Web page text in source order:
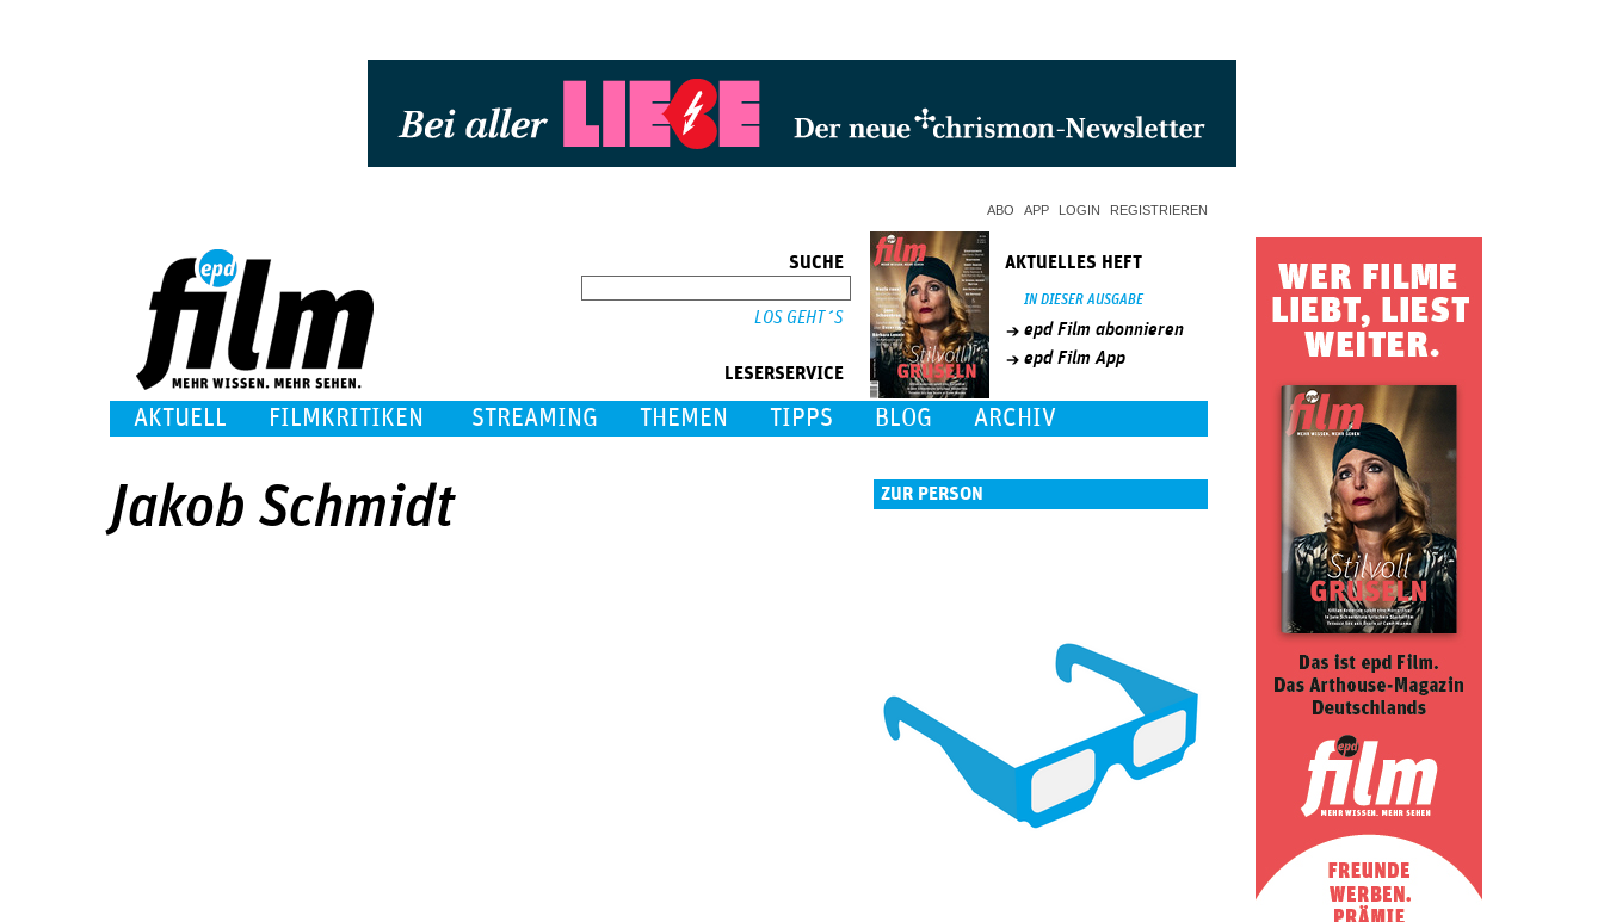
ABO APP LOGIN REGISTRIEREN
SUCHE
LESERSERVICE
AKTUELLES HEFT
IN DIESER AUSGABE
epd Film abonnieren
epd Film App
AKTUELL FILMKRITIKEN STREAMING THEMEN TIPPS BLOG ARCHIV
Jakob Schmidt ZUR PERSON